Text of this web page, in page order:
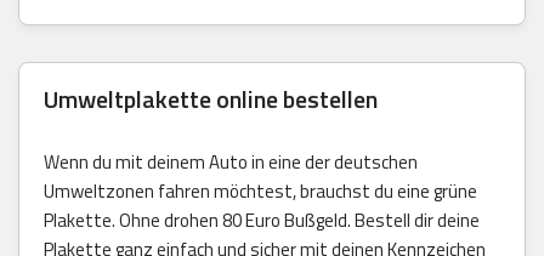
Umweltplakette online bestellen
Wenn du mit deinem Auto in eine der deutschen
Umweltzonen fahren möchtest, brauchst du eine grüne
Plakette. Ohne drohen 80 Euro Bußgeld. Bestell dir deine
Plakette ganz einfach und sicher mit deinen Kennzeichen